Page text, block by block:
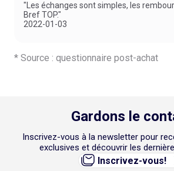
"Les échanges sont simples, les
Bref TOP."
2022-01-03
* Source : questionnaire post-achat
Gardons le
Inscrivez-vous à la newsletter pour
exclusives et découvrir les
Inscrivez-vous!